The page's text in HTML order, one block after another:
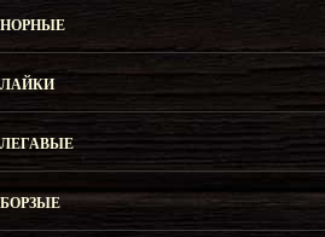
НОРНЫЕ
ЛАЙКИ
ЛЕГАВЫЕ
БОРЗЫЕ